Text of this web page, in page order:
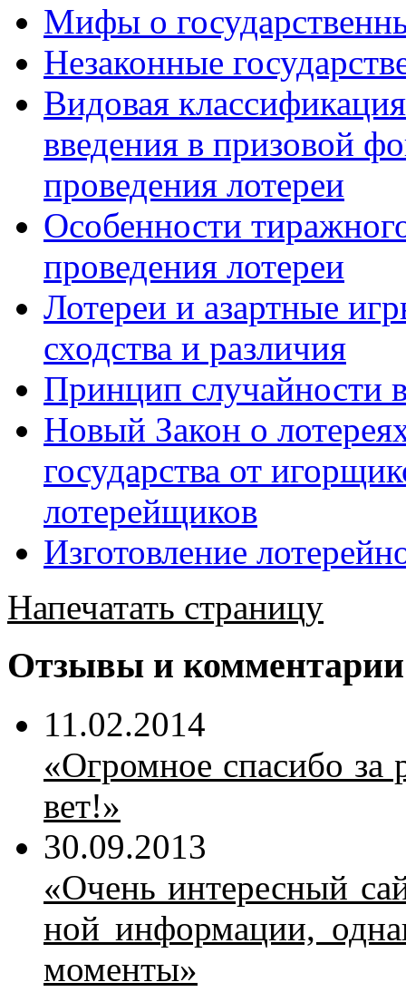
Мифы о
Незаконные
Видовая
введения в призовой
проведения лотереи
Особенности
проведения лотереи
Лотереи и азартные
сходства и различия
Принцип случайности
Новый Закон о
государства от
лотерейщиков
Изготовление
Напечатать страницу
Отзывы и комментарии
11.02.2014
«Огром­ное спа­си­бо за
вет!»
30.09.2013
«Очень ин­те­рес­ный
ной ин­фор­ма­ции,
мо­мен­ты»